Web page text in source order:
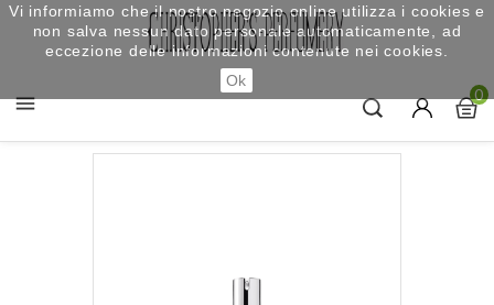
 0
Vi informiamo che il nostro negozio online utilizza i cookies e
non salva nessun dato personale automaticamente, ad
eccezione delle informazioni contenute nei cookies.
Ok